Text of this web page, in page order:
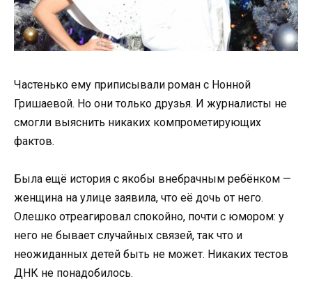
Частенько ему приписывали роман с Нонной
Гришаевой. Но они только друзья. И журналисты не
смогли выяснить никаких компрометирующих
фактов.
Была ещё история с якобы внебрачным ребёнком —
женщина на улице заявила, что её дочь от него.
Олешко отреагировал спокойно, почти с юмором: у
него не бывает случайных связей, так что и
неожиданных детей быть не может. Никаких тестов
ДНК не понадобилось.